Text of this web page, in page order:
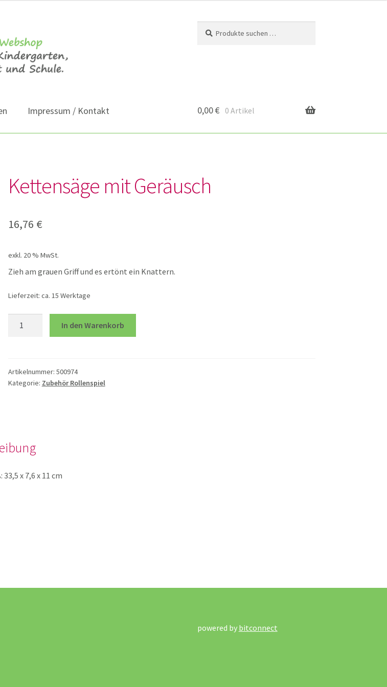
nach:
Impressum / Kontakt 0,00€ 0 Artikel
Kettensäge mit Geräusch
16,76 €
exkl. 20 % MwSt.
Zieh am grauen Griff und es ertönt ein Knattern.
Lieferzeit: ca. 15 Werktage
In den Warenkorb
Artikelnummer: 500974
Kategorie: Zubehör Rollenspiel
x 7,6 x 11 cm
powered by bitconnect